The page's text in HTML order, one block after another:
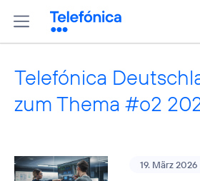
Telefónica
zum Thema #o2
19. März 2026